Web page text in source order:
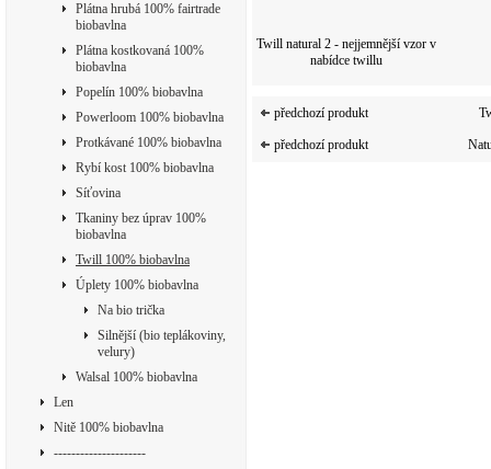
Plátna hrubá 100% fairtrade
biobavlna
Plátna kostkovaná 100%
biobavlna
Popelín 100% biobavlna
Powerloom 100% biobavlna
Protkávané 100% biobavlna
Rybí kost 100% biobavlna
Síťovina
Tkaniny bez úprav 100%
biobavlna
Twill 100% biobavlna
Úplety 100% biobavlna
Na bio trička
Silnější (bio teplákoviny,
velury)
Walsal 100% biobavlna
Len
Nitě 100% biobavlna
---------------------
Twill natural 2 - nejjemnější vzor v
nabídce twillu
předchozí produkt
předchozí produkt